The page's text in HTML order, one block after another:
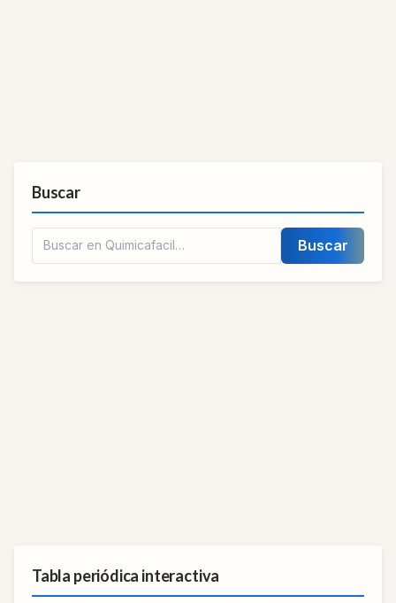
Buscar
Buscar
Tabla periódica interactiva